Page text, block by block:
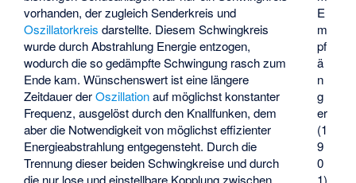
E
m
pf
ä
n
g
er
(1
9
0
1)
vorhanden, der zugleich Senderkreis und
Oszillatorkreis darstellte. Diesem Schwingkreis
wurde durch Abstrahlung Energie entzogen,
wodurch die so gedämpfte Schwingung rasch zum
Ende kam. Wünschenswert ist eine längere
Zeitdauer derOszillationauf möglichst konstanter
Frequenz, ausgelöst durch den Knallfunken, dem
aber die Notwendigkeit von möglichst effizienter
Energieabstrahlung entgegensteht. Durch die
Trennung dieser beiden Schwingkreise und durch
die nur lose und einstellbare Kopplung zwischen